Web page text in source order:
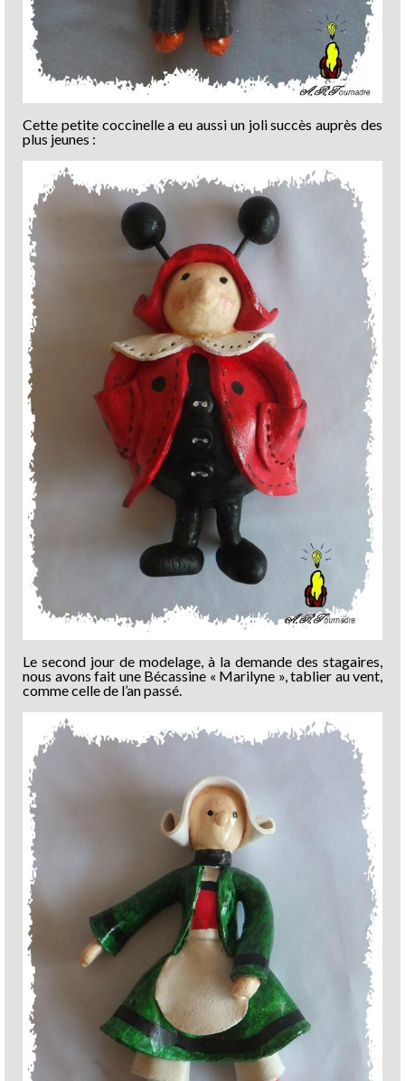
Cette petite coccinelle a eu aussi un joli succès auprès des
plus jeunes :
Le second jour de modelage, à la demande des stagaires,
nous avons fait une Bécassine « Marilyne », tablier au vent,
comme celle de l’an passé.